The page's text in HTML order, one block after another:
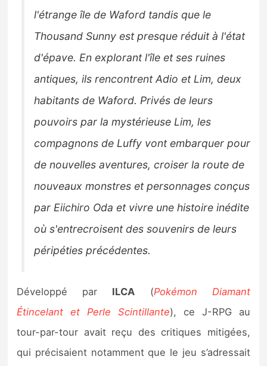
l'étrange île de Waford tandis que le
Thousand Sunny est presque réduit à l'état
d'épave. En explorant l'île et ses ruines
antiques, ils rencontrent Adio et Lim, deux
habitants de Waford. Privés de leurs
pouvoirs par la mystérieuse Lim, les
compagnons de Luffy vont embarquer pour
de nouvelles aventures, croiser la route de
nouveaux monstres et personnages conçus
par Eiichiro Oda et vivre une histoire inédite
où s'entrecroisent des souvenirs de leurs
péripéties précédentes.
Développé par ILCA (Pokémon Diamant
Étincelant et Perle Scintillante), ce J-RPG au
tour-par-tour avait reçu des critiques mitigées,
qui précisaient notamment que le jeu s’adressait